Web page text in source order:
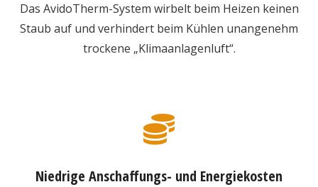
Das AvidoTherm-System wirbelt beim Heizen keinen
Staub auf und verhindert beim Kühlen unangenehm
trockene „Klimaanlagenluft“.
Niedrige Anschaffungs- und Energiekosten